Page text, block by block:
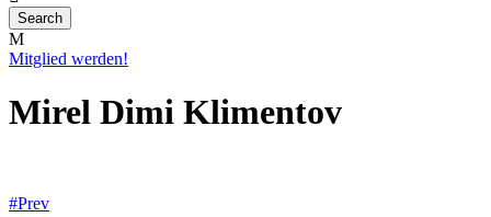
Mitglied werden!
Mirel Dimi Klimentov
Prev